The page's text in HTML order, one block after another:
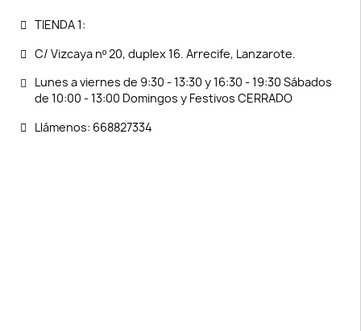
TIENDA 1:
C/ Vizcaya nº 20, duplex 16. Arrecife, Lanzarote.
Lunes a viernes de 9:30 - 13:30 y 16:30 - 19:30 Sábados
de 10:00 - 13:00 Domingos y Festivos CERRADO
Llámenos: 668827334